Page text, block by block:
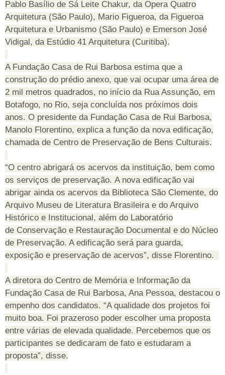
Pablo Basílio de Sá Leite Chakur, da Opera Quatro
Arquitetura (São Paulo), Mario Figueroa, da Figueroa
Arquitetura e Urbanismo (São Paulo) e Emerson José
Vidigal, da Estúdio 41 Arquitetura (Curitiba).
A Fundação Casa de Rui Barbosa estima que a
construção do prédio anexo, que vai ocupar uma área de
2 mil metros quadrados, no início da Rua Assunção, em
Botafogo, no Rio, seja concluída nos próximos dois
anos. O presidente da Fundação Casa de Rui Barbosa,
Manolo Florentino, explica a função da nova edificação,
chamada de Centro de Preservação de Bens Culturais.
“O centro abrigará os acervos da instituição, bem como
os serviços de preservação. A nova edificação vai
abrigar ainda os acervos da Biblioteca São Clemente, do
Arquivo Museu de Literatura Brasileira e do Arquivo
Histórico e Institucional, além do Laboratório
de Conservação e Restauração Documental e do Núcleo
de Preservação. A edificação será para guarda,
exposição e preservação de acervos”, disse Florentino.
A diretora do Centro de Memória e Informação da
Fundação Casa de Rui Barbosa, Ana Pessoa, destacou o
empenho dos candidatos. “A qualidade dos projetos foi
muito boa. Foi prazeroso poder escolher uma proposta
entre várias de elevada qualidade. Percebemos que os
participantes se dedicaram de fato e estudaram a
proposta”, disse.